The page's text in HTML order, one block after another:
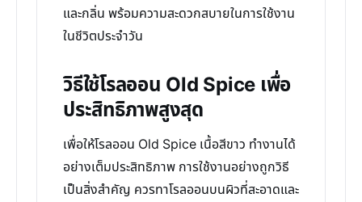
และกลิ่น พร้อมความสะดวกสบายในการใช้งาน
ในชีวิตประจำวัน
วิธีใช้โรลออน Old Spice เพื่อ
ประสิทธิภาพสูงสุด
เพื่อให้โรลออน Old Spice เนื้อสีขาว ทำงานได้
อย่างเต็มประสิทธิภาพ การใช้งานอย่างถูกวิธี
เป็นสิ่งสำคัญ ควรทาโรลออนบนผิวที่สะอาดและ